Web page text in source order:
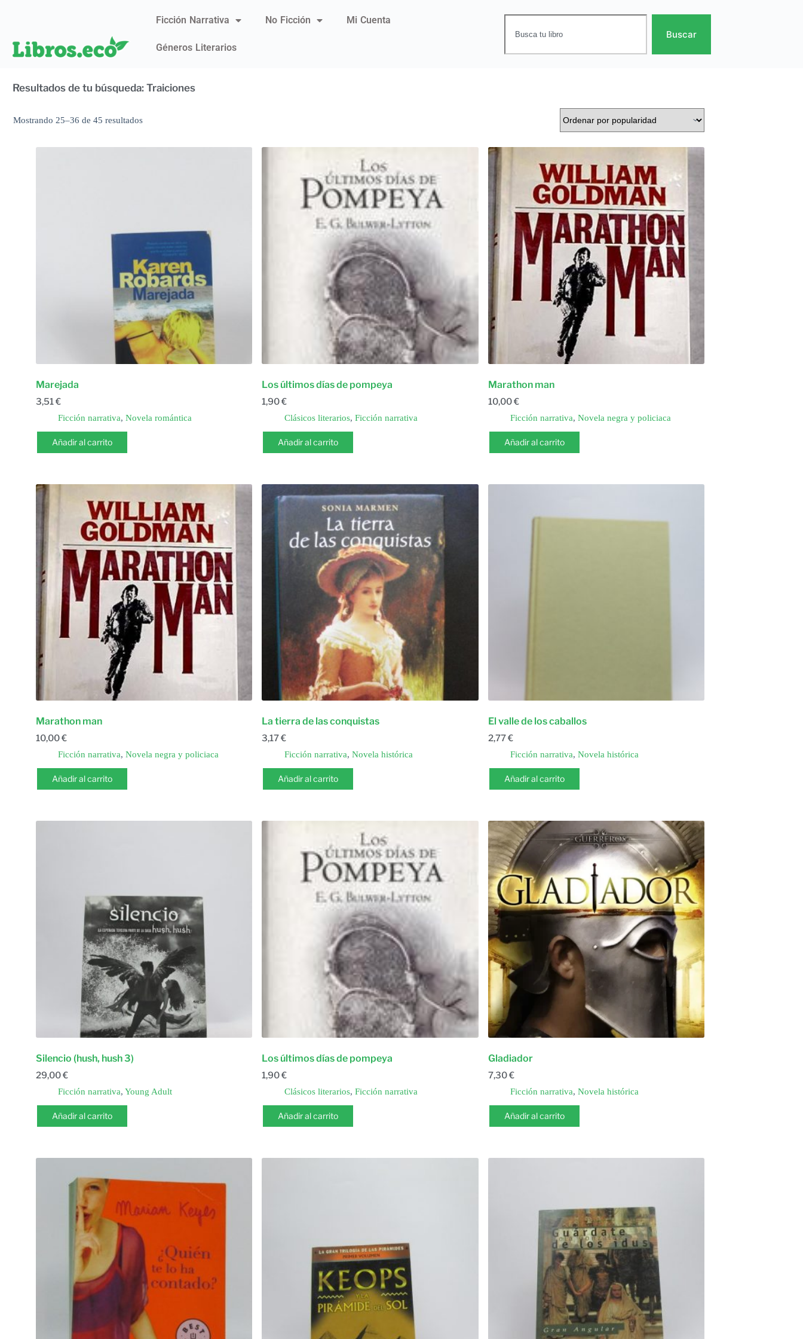
Ficción Narrativa No Ficción Mi Cuenta
Géneros Literarios
Buscar
Resultados de tu búsqueda: Traiciones
Mostrando 25–36 de 45 resultados
Marejada
3,51€
Ficción narrativa, Novela romántica
Añadir al carrito
Los últimos días de pompeya
1,90€
Clásicos literarios, Ficción narrativa
Añadir al carrito
Marathon man
10,00€
Ficción narrativa, Novela negra y policiaca
Añadir al carrito
Marathon man
10,00€
Ficción narrativa, Novela negra y policiaca
Añadir al carrito
La tierra de las conquistas
3,17€
Ficción narrativa, Novela histórica
Añadir al carrito
El valle de los caballos
2,77€
Ficción narrativa, Novela histórica
Añadir al carrito
Silencio (hush, hush 3)
29,00€
Ficción narrativa, Young Adult
Añadir al carrito
Los últimos días de pompeya
1,90€
Clásicos literarios, Ficción narrativa
Añadir al carrito
Gladiador
7,30€
Ficción narrativa, Novela histórica
Añadir al carrito